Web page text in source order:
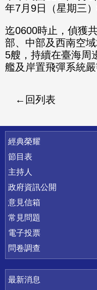
年7月9日（星期三）
迄0600時止，偵獲
部、中部及西南空
5艘，持續在臺海周
艦及岸置飛彈系統嚴
回列表
快速連結
經典榮耀
節目表
主持人
政府資訊公開
意見信箱
常見問題
電子投票
問卷調查
最新消息